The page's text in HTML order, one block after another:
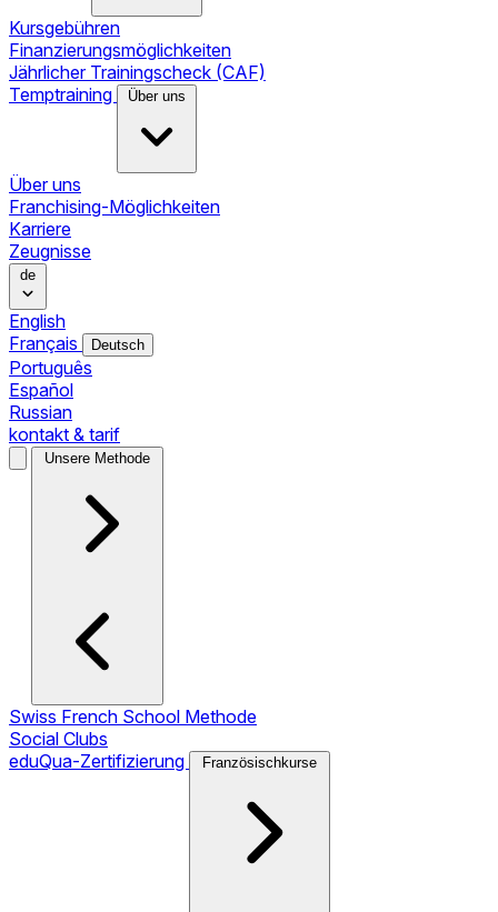
Kursgebühren
Finanzierungsmöglichkeiten
Jährlicher Trainingscheck (CAF)
Temptraining
Über uns
Über uns
Franchising-Möglichkeiten
Karriere
Zeugnisse
de
English
Français
Deutsch
Português
Español
Russian
kontakt & tarif
Unsere Methode
Swiss French School Methode
Social Clubs
eduQua-Zertifizierung
Französischkurse